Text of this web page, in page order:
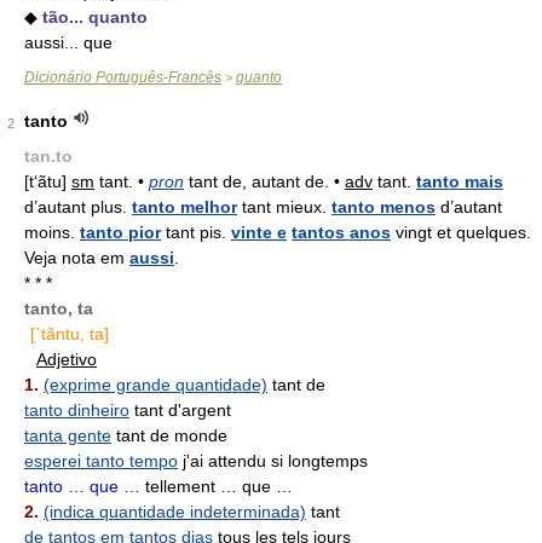
◆ tão... quanto
aussi... que
Dicionário Português-Francês > quanto
2
tanto
tan.to
[t‘ãtu] sm tant. • pron tant de, autant de. • adv tant. tanto mais
d’autant plus. tanto melhortant mieux. tanto menos d’autant
moins. tanto piortant pis. vinte e tantos anos vingt et quelques.
Veja nota em aussi
* * *
tanto, ta
[`tãntu, ta]
Adjetivo
1. (exprime grande quantidade) tant de
tanto dinheiro tant d'argent
tanta gente tant de monde
esperei tanto tempo j'ai attendu si longtemps
tanto … que …
tellement … que …
2. (indica quantidade indeterminada) tant
de tantos em tantos dias tous les tels jours